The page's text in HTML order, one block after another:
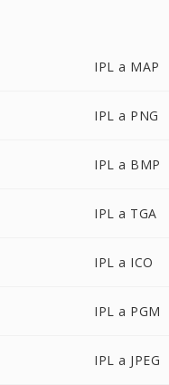
IPL a MAP
IPL a PNG
IPL a BMP
IPL a TGA
IPL a ICO
IPL a PGM
IPL a JPEG